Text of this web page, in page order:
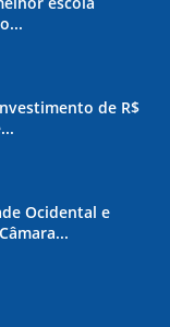
de R$
Ocidental e